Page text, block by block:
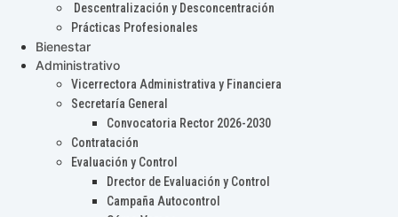
Descentralización y Desconcentración
Prácticas Profesionales
Bienestar
Administrativo
Vicerrectora Administrativa y Financiera
Secretaría General
Convocatoria Rector 2026-2030
Contratación
Evaluación y Control
Drector de Evaluación y Control
Campaña Autocontrol